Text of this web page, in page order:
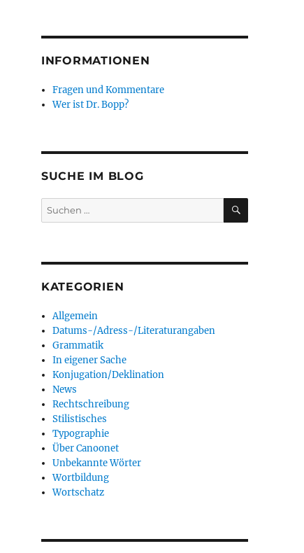
INFORMATIONEN
Fragen und Kommentare
Wer ist Dr. Bopp?
SUCHE IM BLOG
Suchen
nach:
SUCHEN
KATEGORIEN
Allgemein
Datums-/Adress-/Literaturangaben
Grammatik
In eigener Sache
Konjugation/Deklination
News
Rechtschreibung
Stilistisches
Typographie
Über Canoonet
Unbekannte Wörter
Wortbildung
Wortschatz